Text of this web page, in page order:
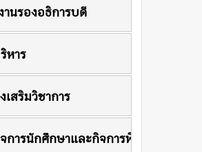
านรองอธิการบดี
หาร
สริมวิชาการ
ารนักศึกษาและกิจการพิเศษ